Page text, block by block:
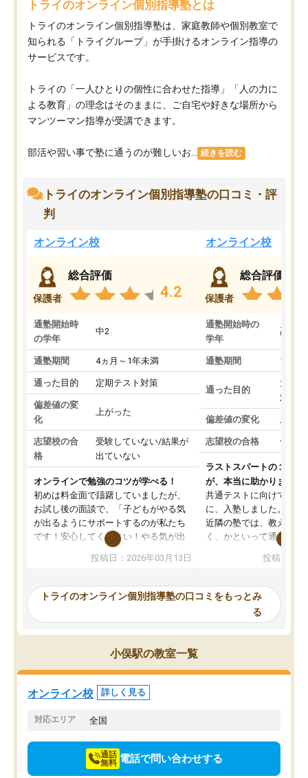
トライのオンライン個別指導塾とは
トライのオンライン個別指導塾は、家庭教師や個別教室で
知られる「トライグループ」が手掛けるオンライン指導の
サービスです。
トライの「一人ひとりの個性に合わせた指導」「人の力に
よる教育」の理念はそのままに、ご自宅や好きな場所から
マンツーマン指導が受講できます。
部活や習い事で塾に通うのが難しいお... 続きを読む
トライのオンライン個別指導塾の口コミ・評
判
オンライン校
保護者
総合評価
4.2
通塾開始時
の学年
中2
通塾期間 4ヵ月～1年未満
通った目的 定期テスト対策
偏差値の変
化
上がった
志望校の合
格
受験していない/結果が
出ていない
オンラインで勉強のコツが学べる！
初めは料金面で躊躇していましたが、
お試し後の面談で、「子どもがやる気
が出るようにサポートするのが私たち
です！安心してください！やる気が出
ないのは私たち講師の責任です」と言
ってくださり、確かに！と考えて、思
ったんですが、学生の先生から学ぶこ
み、徐々に成績が上がったらいいなと
思っていました。何が今足りないのか
を的確に指導いただき、子どももびっ
くりするほど楽しんでやる気を持って
塾を受けています。狙い通り、少しず
つ成績も上がり、苦手意識も無くなっ
てきたので、さらに苦手な数学も追加
でお願いしました。来年の高校受験に
投稿日：2026年03月13日
オンライン校
保護者
総合評価
通塾開始時の
学年
高3
通塾期間 1～3
通った目的
大学
対策
偏差値の変化 上が
志望校の合格 合格
ラストスパートの１か月
が、本当に助かりました
共通テストに向けての追
に、入塾しました。田舎
近隣の塾では、教えても
く、かといって通うには
可能なので本当に助か
らないところをピンポイ
頂いて、とてもわかり
していました。一生を
スト、多少お金がかかっ
投稿日：
トライのオンライン個別指導塾の口コミをもっとみ
る
小俣駅の教室一覧
オンライン校 詳しく見る
対応エリア 全国
通話
無料 電話で問い合わせする